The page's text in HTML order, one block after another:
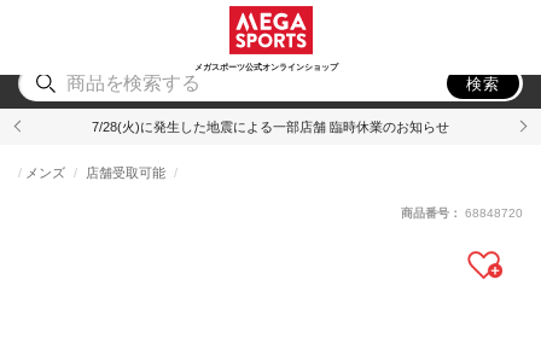
メガスポーツ公式オンラインショップ
アウトドア
検索
7/28(火)に発生した地震による一部店舗 臨時休業のお知らせ
メンズ 店舗受取可能
商品番号： 68848720